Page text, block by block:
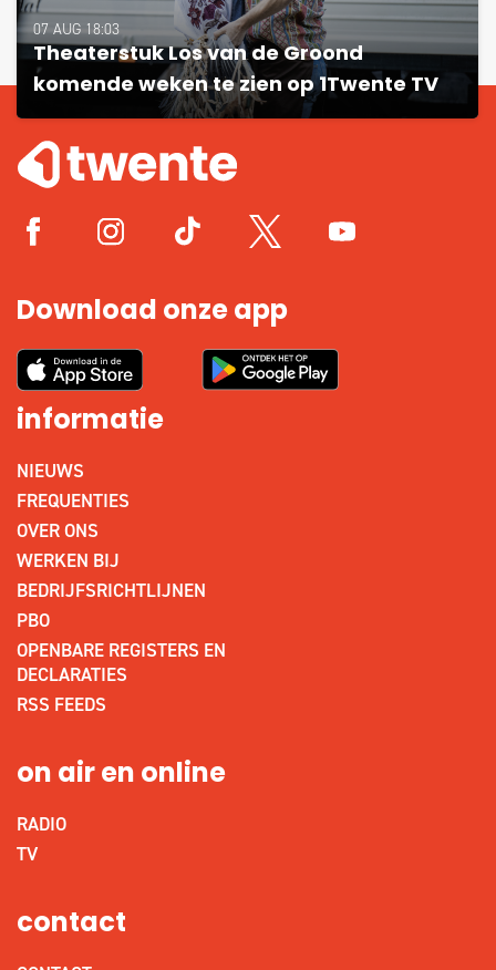
07 AUG 18:03
Theaterstuk Los van de Groond
komende weken te zien op 1Twente TV
Download onze app
informatie
NIEUWS
FREQUENTIES
OVER ONS
WERKEN BIJ
BEDRIJFSRICHTLIJNEN
PBO
OPENBARE REGISTERS EN
DECLARATIES
RSS FEEDS
on air en online
RADIO
TV
contact